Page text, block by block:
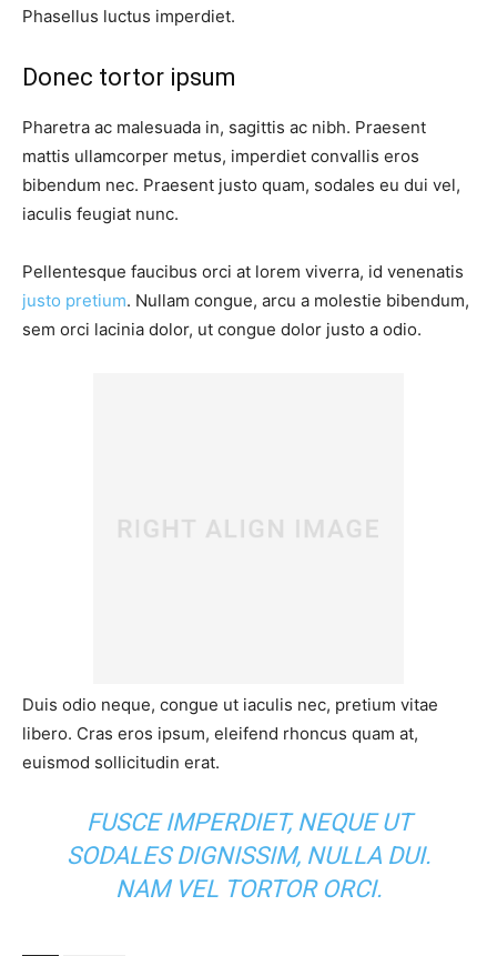
Phasellus luctus imperdiet.
Donec tortor ipsum
Pharetra ac malesuada in, sagittis ac nibh. Praesent
mattis ullamcorper metus, imperdiet convallis eros
bibendum nec. Praesent justo quam, sodales eu dui vel,
iaculis feugiat nunc.
Pellentesque faucibus orci at lorem viverra, id venenatis
justo pretium. Nullam congue, arcu a molestie bibendum,
sem orci lacinia dolor, ut congue dolor justo a odio.
Duis odio neque, congue ut iaculis nec, pretium vitae
libero. Cras eros ipsum, eleifend rhoncus quam at,
euismod sollicitudin erat.
FUSCE IMPERDIET, NEQUE UT
SODALES DIGNISSIM, NULLA DUI.
NAM VEL TORTOR ORCI.